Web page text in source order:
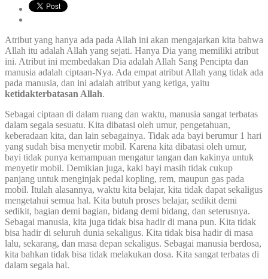
Atribut yang hanya ada pada Allah ini akan mengajarkan kita bahwa
Allah itu adalah Allah yang sejati. Hanya Dia yang memiliki atribut
ini. Atribut ini membedakan Dia adalah Allah Sang Pencipta dan
manusia adalah ciptaan-Nya. Ada empat atribut Allah yang tidak ada
pada manusia, dan ini adalah atribut yang ketiga, yaitu
ketidakterbatasan Allah.
Sebagai ciptaan di dalam ruang dan waktu, manusia sangat terbatas
dalam segala sesuatu. Kita dibatasi oleh umur, pengetahuan,
keberadaan kita, dan lain sebagainya. Tidak ada bayi berumur 1 hari
yang sudah bisa menyetir mobil. Karena kita dibatasi oleh umur,
bayi tidak punya kemampuan mengatur tangan dan kakinya untuk
menyetir mobil. Demikian juga, kaki bayi masih tidak cukup
panjang untuk menginjak pedal kopling, rem, maupun gas pada
mobil. Itulah alasannya, waktu kita belajar, kita tidak dapat sekaligus
mengetahui semua hal. Kita butuh proses belajar, sedikit demi
sedikit, bagian demi bagian, bidang demi bidang, dan seterusnya.
Sebagai manusia, kita juga tidak bisa hadir di mana pun. Kita tidak
bisa hadir di seluruh dunia sekaligus. Kita tidak bisa hadir di masa
lalu, sekarang, dan masa depan sekaligus. Sebagai manusia berdosa,
kita bahkan tidak bisa tidak melakukan dosa. Kita sangat terbatas di
dalam segala hal.